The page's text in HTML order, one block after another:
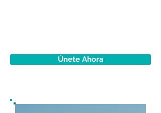
Únete Ahora